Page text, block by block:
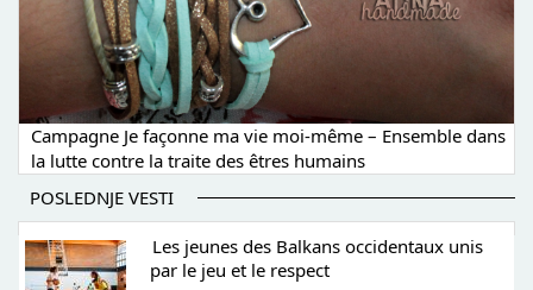
Campagne Je façonne ma vie moi-même – Ensemble dans
la lutte contre la traite des êtres humains
POSLEDNJE VESTI
Les jeunes des Balkans occidentaux unis
par le jeu et le respect